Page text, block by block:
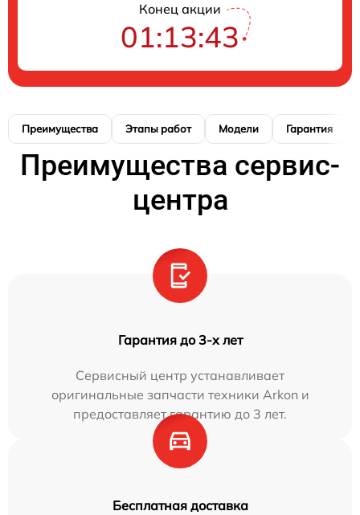
Конец акции
01:13:42
Преимущества Этапы работ Модели Гарантия
Преимущества сервис-
центра
Гарантия до 3-х лет
Сервисный центр устанавливает
оригинальные запчасти техники Arkon и
предоставляет гарантию до 3 лет.
Бесплатная доставка